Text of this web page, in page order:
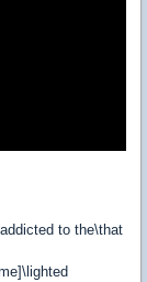
to the\that